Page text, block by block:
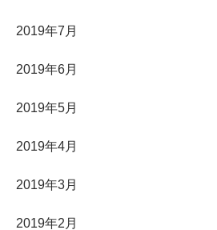
2019年7月
2019年6月
2019年5月
2019年4月
2019年3月
2019年2月